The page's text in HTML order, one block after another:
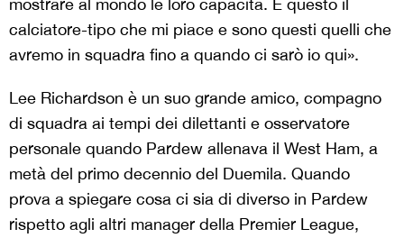
mostrare al mondo le loro capacità. È questo il
calciatore-tipo che mi piace e sono questi quelli che
avremo in squadra fino a quando ci sarò io qui».
Lee Richardson è un suo grande amico, compagno
di squadra ai tempi dei dilettanti e osservatore
personale quando Pardew allenava il West Ham, a
metà del primo decennio del Duemila. Quando
prova a spiegare cosa ci sia di diverso in Pardew
rispetto agli altri manager della Premier League,